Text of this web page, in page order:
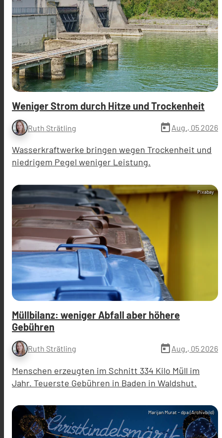
Weniger Strom durch Hitze und Trockenheit
Ruth Strätling today Aug., 05 2026
Wasserkraftwerke bringen wegen Trockenheit und
niedrigem Pegel weniger Leistung.
Pixabay
Müllbilanz: weniger Abfall aber höhere
Gebühren
Ruth Strätling today Aug., 05 2026
Menschen erzeugten im Schnitt 334 Kilo Müll im
Jahr. Teuerste Gebühren in Baden in Waldshut.
Marijan Murat - dpa (Archivbild)